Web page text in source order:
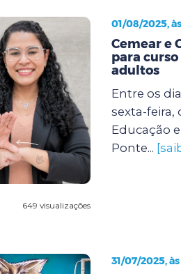
649 visualizações
01/08/2025,
Cemear e
para
adultos
Entre os
sexta-feira,
Educação
Ponte...
31/07/2025, às